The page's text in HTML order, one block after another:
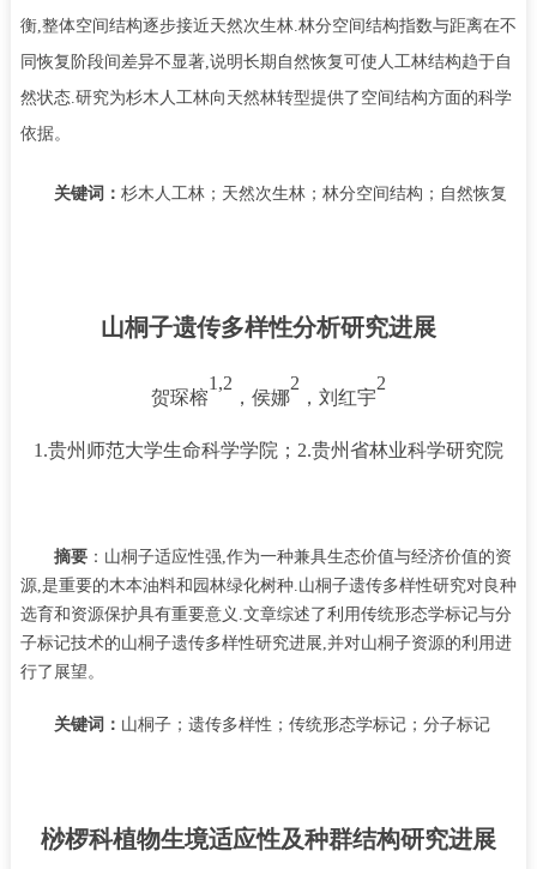
衡, 整体空间结构逐步接近天然次生林. 林分空间结构指数与距离在不
同恢复阶段间差异不显著, 说明长期自然恢复可使人工林结构趋于自
然状态. 研究为杉木人工林向天然林转型提供了空间结构方面的科学
依据。
关键词： 杉木人工林；天然次生林；林分空间结构；自然恢复
山桐子遗传多样性分析研究进展
贺琛榕
1,2
，侯娜
2
，刘红宇
2
1.贵州师范大学生命科学学院；2.贵州省林业科学研究院
摘要：山桐子适应性强 ,作为一种兼具生态价值与经济价值的资
源,是重要的木本油料和园林绿化树种.山桐子遗传多样性研究对良种
选育和资源保护具有重要意义.文章综述了利用传统形态学标记与分
子标记技术的山桐子遗传多样性研究进展,并对山桐子资源的利用进
行了展望。
关键词： 山桐子；遗传多样性；传统形态学标记；分子标记
桫椤科植物生境适应性及种群结构研究进展